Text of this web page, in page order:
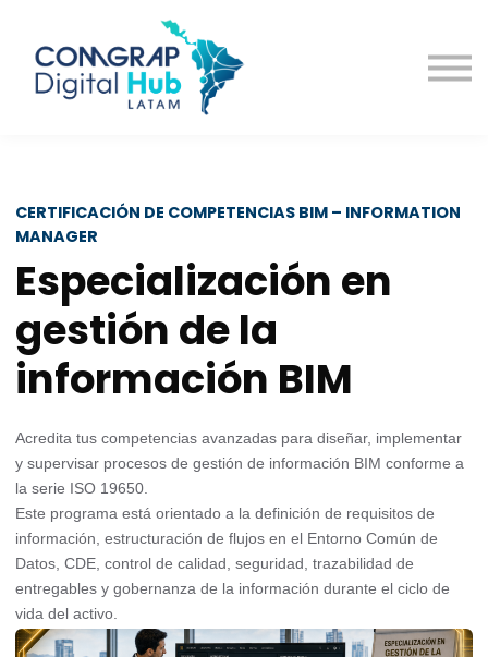
Contacto
CERTIFICACIÓN DE COMPETENCIAS BIM – INFORMATION
MANAGER
Especialización en
gestión de la
información BIM
Acredita tus competencias avanzadas para diseñar, implementar
y supervisar procesos de gestión de información BIM conforme a
la serie ISO 19650.
Este programa está orientado a la definición de requisitos de
información, estructuración de flujos en el Entorno Común de
Datos, CDE, control de calidad, seguridad, trazabilidad de
entregables y gobernanza de la información durante el ciclo de
vida del activo.